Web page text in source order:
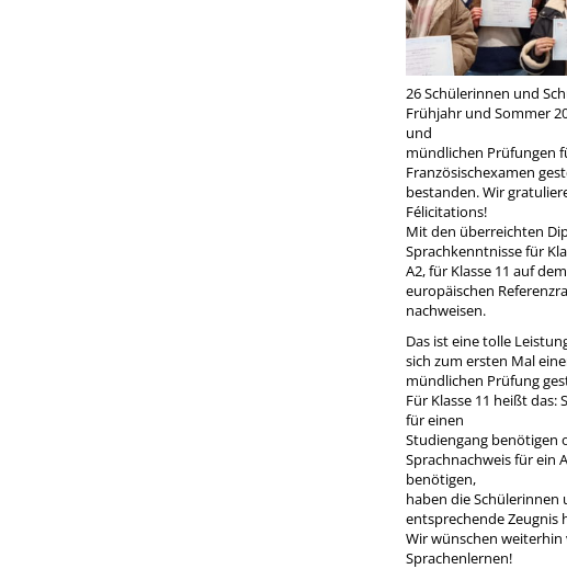
26 Schülerinnen und
Frühjahr und Sommer
und
mündlichen Prüfungen
Französischexamen
bestanden. Wir
Félicitations!
Mit den überreichten
Sprachkenntnisse für
A2, für Klasse 11 auf
europäischen
nachweisen.
Das ist eine tolle
sich zum ersten Mal
mündlichen Prüfung
Für Klasse 11 heißt das:
für einen
Studiengang benötigen
Sprachnachweis für ein
benötigen,
haben die Schülerinnen
entsprechende Zeugnis
Wir wünschen weiterhin
Sprachenlernen!